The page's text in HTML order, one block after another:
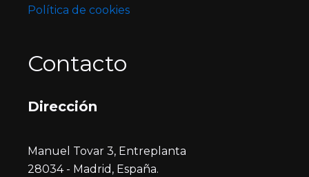
Política de cookies
Contacto
Dirección
Manuel Tovar 3, Entreplanta
28034 - Madrid, España.